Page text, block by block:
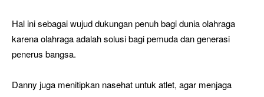
Hal ini sebagai wujud dukungan penuh bagi dunia olahraga
karena olahraga adalah solusi bagi pemuda dan generasi
penerus bangsa.
Danny juga menitipkan nasehat untuk atlet, agar menjaga